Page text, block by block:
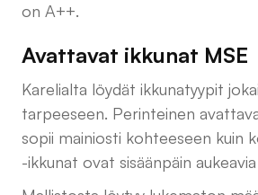
on A++.
Avattavat ikkunat MSE
Karelialta löydät ikkunatyypit
tarpeeseen. Perinteinen
sopii mainiosti kohteeseen kuin
-ikkunat ovat sisäänpäin